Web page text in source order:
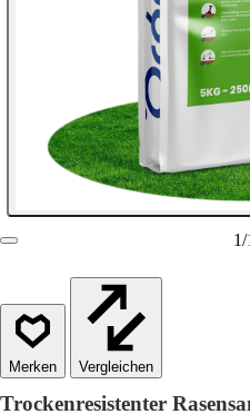
1/
Vergleichen
Trockenresistenter